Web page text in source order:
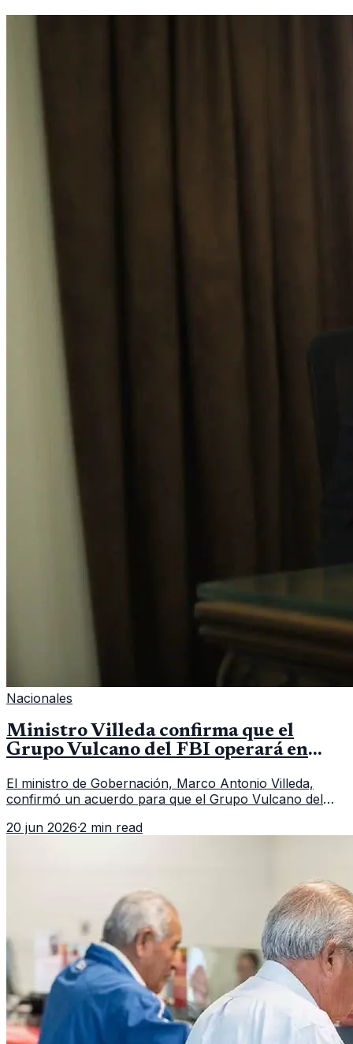
Nacionales
Ministro Villeda confirma que el
Grupo Vulcano del FBI operará en
El ministro de Gobernación, Marco Antonio Villeda,
confirmó un acuerdo para que el Grupo Vulcano del
fallido con la administración anterior del Ministerio
20 jun 2026·2 min read